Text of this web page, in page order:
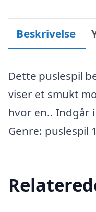
Beskrivelse
Dette puslespil
viser et smukt
hvor en.. Indgår
Genre: puslespil